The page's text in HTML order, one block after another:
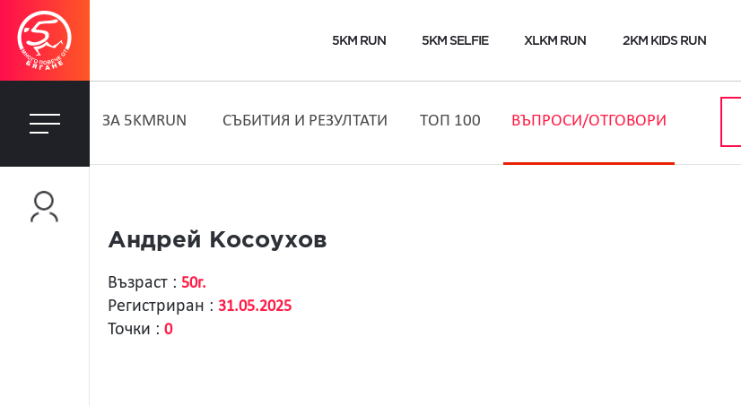
5KM RUN 5KM SELFIE XLKM RUN 2KM KIDS RUN
ЗA 5KMRUN СЪБИТИЯ И РЕЗУЛТАТИ ТОП 100 ВЪПРОСИ/ОТГОВОРИ
Андрей Косоухов
Възраст : 50г.
Регистриран : 31.05.2025
Точки : 0